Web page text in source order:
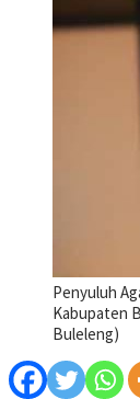
Penyuluh
Kabupaten
Buleleng)